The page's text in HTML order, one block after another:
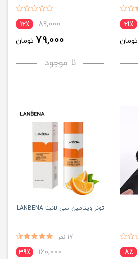
21٪
تومان
89,000 12٪
79,000 تومان
نا موجود
8٪
تونر ویتامین سی لانبنا LANBENA
17 نفر
160,000 39٪